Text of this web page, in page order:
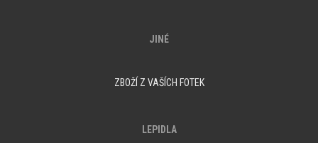
JINÉ
ZBOŽÍ Z VAŠÍCH FOTEK
LEPIDLA